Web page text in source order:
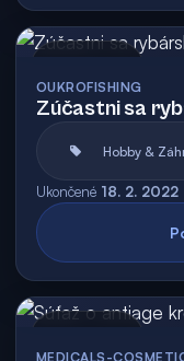
OUKROFISHING
Zúčastni sa
Hobby &
Ukončené 18. 2. 2022
MEDICALS-